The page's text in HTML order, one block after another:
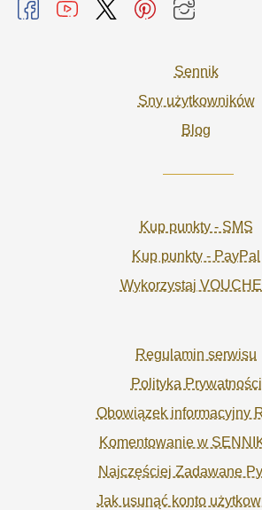
Sennik
Sny użytkowników
Blog
Kup punkty - SMS
Kup punkty - PayPal
Wykorzystaj
Regulamin serwisu
Polityka Prywatności
Obowiązek informacyjny
Komentowanie w
Najczęściej Zadawane
Jak usunąć konto